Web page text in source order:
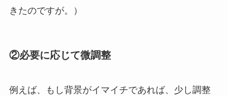
きたのですが。）
②必要に応じて微調整
例えば、もし背景がイマイチであれば、少し調整